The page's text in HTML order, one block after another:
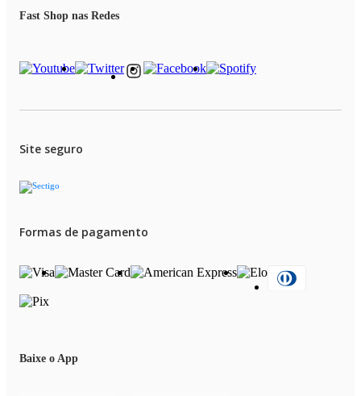
Fast Shop nas Redes
Site seguro
Formas de pagamento
Baixe o App